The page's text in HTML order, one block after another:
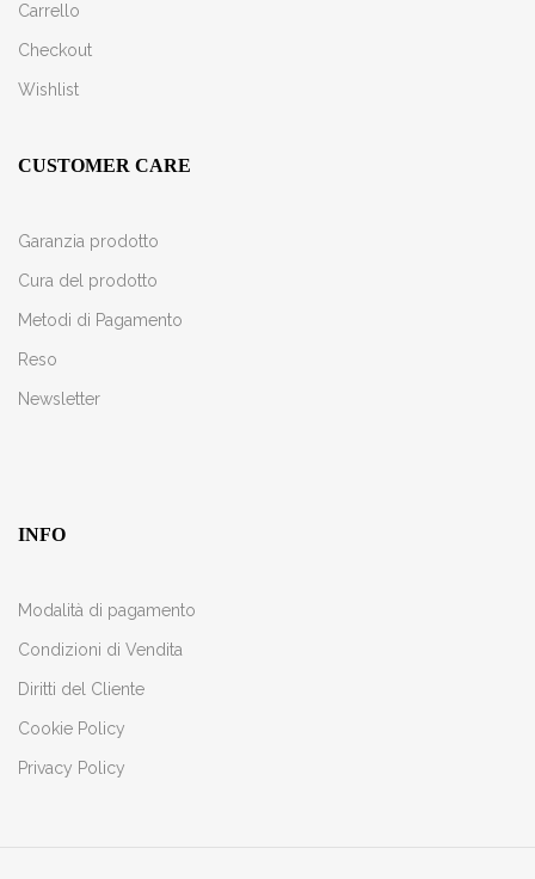
Carrello
Checkout
Wishlist
CUSTOMER CARE
Garanzia prodotto
Cura del prodotto
Metodi di Pagamento
Reso
Newsletter
INFO
Modalità di pagamento
Condizioni di Vendita
Diritti del Cliente
Cookie Policy
Privacy Policy